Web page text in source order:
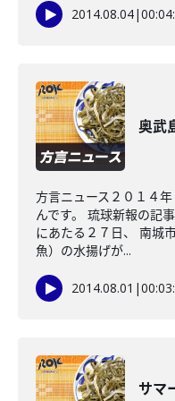
2014.08.04|
奥武
方言ニュース２０１４
んです。 琉球新報の記
にあたる２７日、 南城
魚）の水揚げが...
2014.08.01 |
サマ